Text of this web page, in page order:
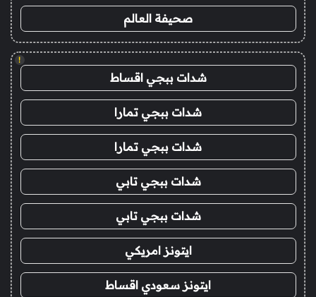
صحيفة العالم
!
شدات ببجي اقساط
شدات ببجي تمارا
شدات ببجي تمارا
شدات ببجي تابي
شدات ببجي تابي
ايتونز امريكي
ايتونز سعودي اقساط